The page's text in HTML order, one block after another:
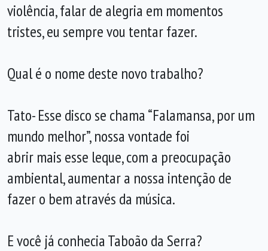
violência, falar de alegria em momentos
tristes, eu sempre vou tentar fazer.
Qual é o nome deste novo trabalho?
Tato- Esse disco se chama “Falamansa, por um
mundo melhor”, nossa vontade foi
abrir mais esse leque, com a preocupação
ambiental, aumentar a nossa intenção de
fazer o bem através da música.
E você já conhecia Taboão da Serra?